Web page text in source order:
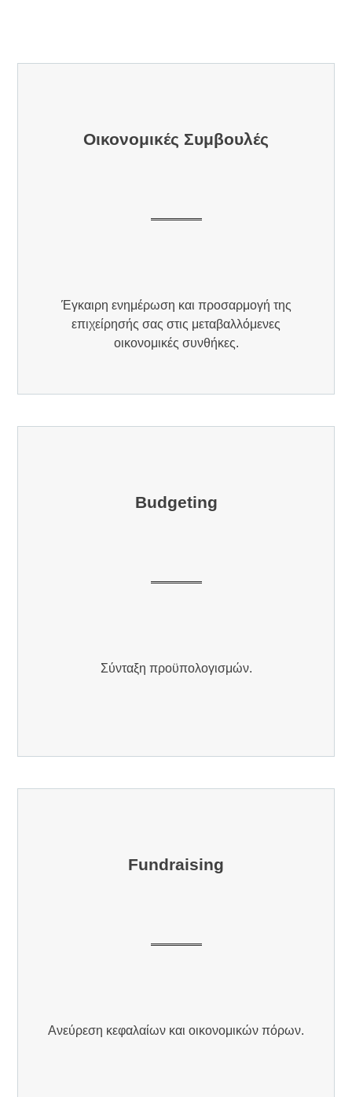
Οικονομικές Συμβουλές
Έγκαιρη ενημέρωση και προσαρμογή της
επιχείρησής σας στις μεταβαλλόμενες
οικονομικές συνθήκες.
Βudgeting
Σύνταξη προϋπολογισμών.
Fundraising
Ανεύρεση κεφαλαίων και οικονομικών πόρων.